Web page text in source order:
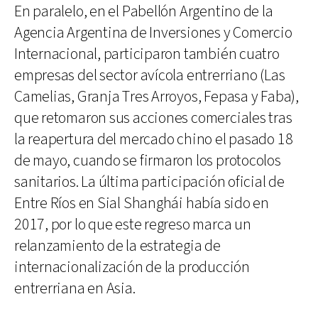
En paralelo, en el Pabellón Argentino de la
Agencia Argentina de Inversiones y Comercio
Internacional, participaron también cuatro
empresas del sector avícola entrerriano (Las
Camelias, Granja Tres Arroyos, Fepasa y Faba),
que retomaron sus acciones comerciales tras
la reapertura del mercado chino el pasado 18
de mayo, cuando se firmaron los protocolos
sanitarios. La última participación oficial de
Entre Ríos en Sial Shanghái había sido en
2017, por lo que este regreso marca un
relanzamiento de la estrategia de
internacionalización de la producción
entrerriana en Asia.